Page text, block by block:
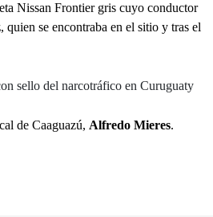
Nissan Frontier gris cuyo conductor
, quien se encontraba en el sitio y tras el
sello del narcotráfico en Curuguaty
de Caaguazú, Alfredo Mieres.